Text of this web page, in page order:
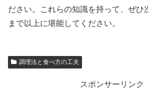
ださい。これらの知識を持って、ぜひ
まで以上に堪能してください。
調理法と食べ方の工夫
スポンサーリンク